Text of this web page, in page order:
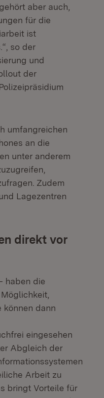
aber auch,
für die
ist
so der
und
der
umfangreichen
an die
unter anderem
Zudem
Lagezentren
direkt vor
haben die
können dann
eingesehen
Abgleich der
Arbeit zu
bringt Vorteile für